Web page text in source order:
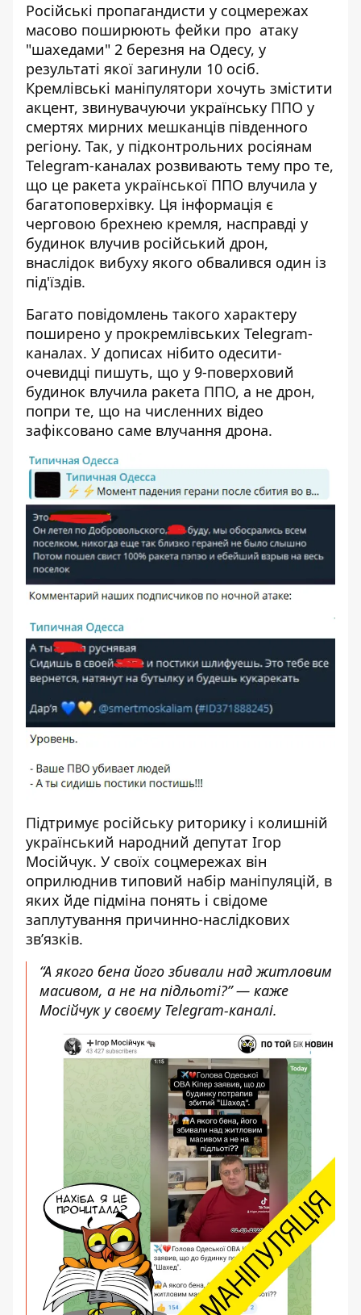
Російські пропагандисти у соцмережах
масово поширюють фейки про атаку
"шахедами" 2 березня на Одесу, у
результаті якої загинули 10 осіб.
Кремлівські маніпулятори хочуть змістити
акцент, звинувачуючи українську ППО у
смертях мирних мешканців південного
регіону. Так, у підконтрольних росіянам
Telegram-каналах розвивають тему про те,
що це ракета української ППО влучила у
багатоповерхівку. Ця інформація є
черговою брехнею кремля, насправді у
будинок влучив російський дрон,
внаслідок вибуху якого обвалився один із
під'їздів.
Багато повідомлень такого характеру
поширено у прокремлівських Telegram-
каналах. У дописах нібито одесити-
очевидці пишуть, що у 9-поверховий
будинок влучила ракета ППО, а не дрон,
попри те, що на численних відео
зафіксовано саме влучання дрона.
Підтримує російську риторику і колишній
український народний депутат Ігор
Мосійчук. У своїх соцмережах він
оприлюднив типовий набір маніпуляцій, в
яких йде підміна понять і свідоме
заплутування причинно-наслідкових
зв’язків.
“А якого бена його збивали над житловим
масивом, а не на підльоті?” — каже
Мосійчук у своєму Telegram-каналі.